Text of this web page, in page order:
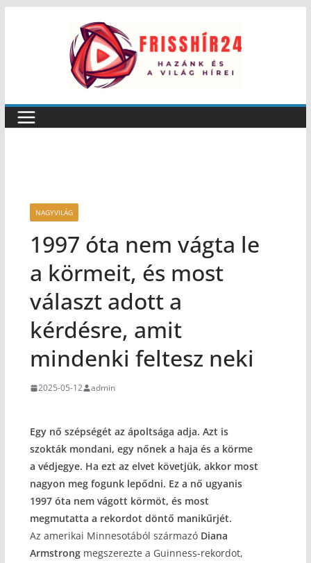
NAGYVILÁG
1997 óta nem vágta le
a körmeit, és most
választ adott a
kérdésre, amit
mindenki feltesz neki
2025-05-12 admin
Egy nő szépségét az ápoltsága adja. Azt is
szokták mondani, egy nőnek a haja és a körme
a védjegye. Ha ezt az elvet követjük, akkor most
nagyon meg fogunk lepődni. Ez a nő ugyanis
1997 óta nem vágott körmöt, és most
megmutatta a rekordot döntő manikűrjét.
Az amerikai Minnesotából származó Diana
Armstrongmegszerezte a Guinness-rekordot,